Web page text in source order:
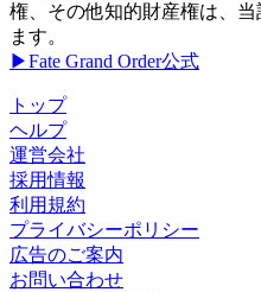
権、その他知的財産権は、
ます。
▶Fate Grand Order公式
トップ
ヘルプ
運営会社
採用情報
利用規約
プライバシーポリシー
広告のご案内
お問い合わせ